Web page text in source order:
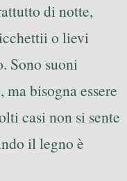
di notte,
o lievi
Sono suoni
bisogna essere
casi non si sente
il legno è